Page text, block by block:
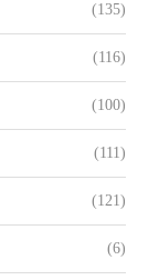
(135)
(116)
(100)
(111)
(121)
(6)